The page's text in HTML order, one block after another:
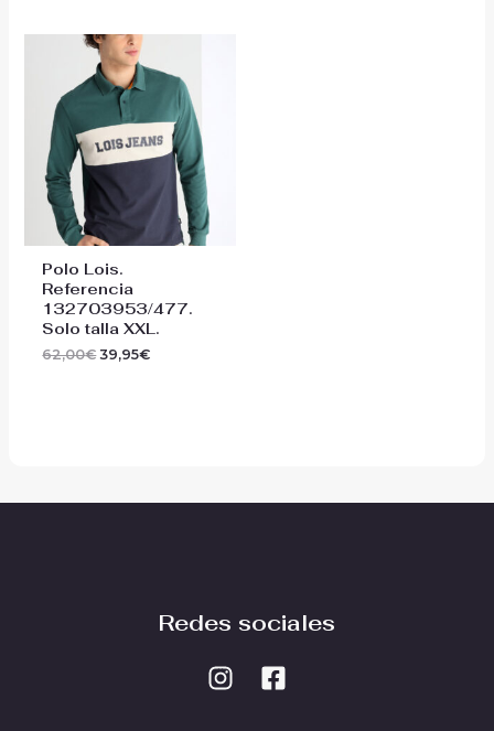
Polo Lois.
Referencia
132703953/477.
Solo talla XXL.
62,00€
El
precio
original
era:
62,00€.
39,95€
actual
39,95€.
Redes sociales